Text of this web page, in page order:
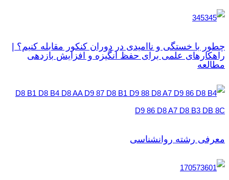
چطور با خستگی و ناامیدی در دوران کنکور مقابله کنیم؟ |
راهکارهای علمی برای حفظ انگیزه و افزایش بازدهی
مطالعه
معرفی رشته روانشناسی